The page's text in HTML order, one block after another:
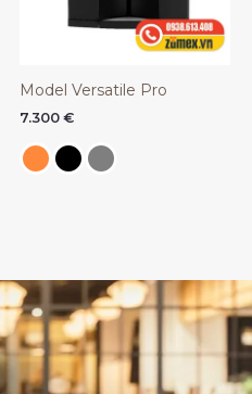
Model Versatile Pro
7.300 €